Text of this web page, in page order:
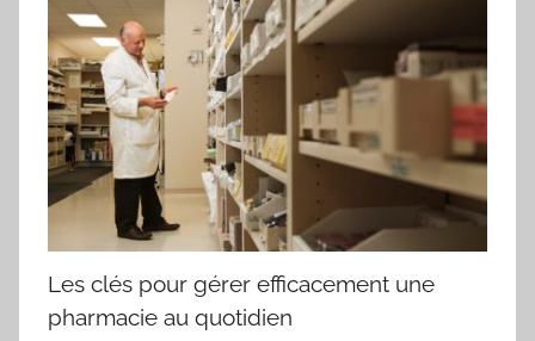
Les clés pour gérer efficacement une
pharmacie au quotidien